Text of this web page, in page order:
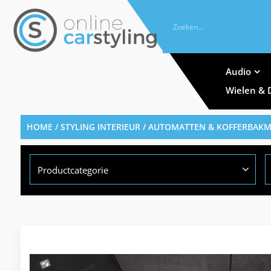
Audio
Wielen &
HOME /STYLING INTERIEUR/AUTOMATTEN &
Productcategorie